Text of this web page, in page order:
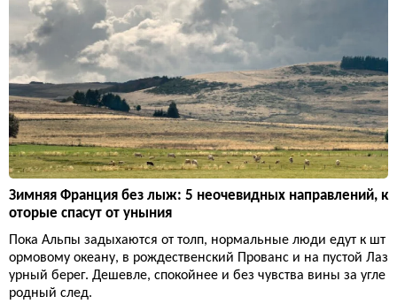
Зимняя Франция без лыж: 5 неочевидных направлений, к
оторые спасут от уныния
Пока Альпы задыхаются от толп, нормальные люди едут к шт
ормовому океану, в рождественский Прованс и на пустой Лаз
урный берег. Дешевле, спокойнее и без чувства вины за угле
родный след.